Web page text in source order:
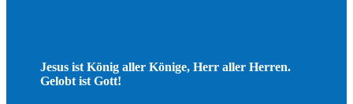
Jesus ist König aller Könige, Herr aller Herren.
Gelobt ist Gott!